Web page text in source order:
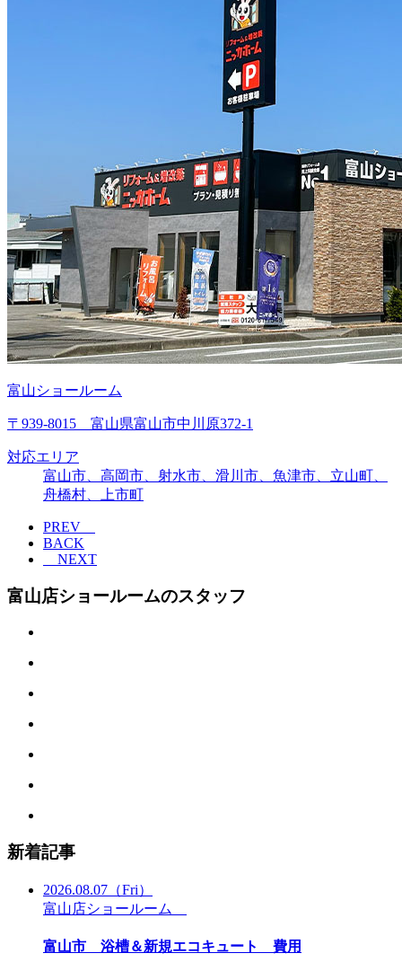
富山ショールーム
〒939-8015 富山県富山市中川原372-1
対応エリア
富山市、高岡市、射水市、滑川市、魚津市、立山町、
舟橋村、上市町
PREV
BACK
NEXT
富山店ショールームのスタッフ
新着記事
2026.08.07 （Fri）
富山店ショールーム
富山市 浴槽＆新規エコキュート 費用